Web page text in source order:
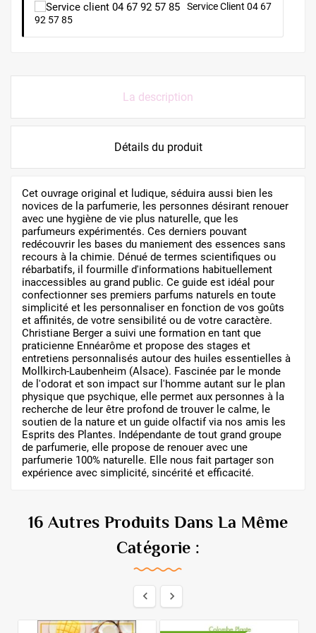
Service Client 04 67
92 57 85
La description
Détails du produit
Cet ouvrage original et ludique, séduira aussi bien les
novices de la parfumerie, les personnes désirant renouer
avec une hygiène de vie plus naturelle, que les
parfumeurs expérimentés. Ces derniers pouvant
redécouvrir les bases du maniement des essences sans
recours à la chimie. Dénué de termes scientifiques ou
rébarbatifs, il fourmille d'informations habituellement
inaccessibles au grand public. Ce guide est idéal pour
confectionner ses premiers parfums naturels en toute
simplicité et les personnaliser en fonction de vos goûts
et affinités, de votre sensibilité ou de votre caractère.
Christiane Berger a suivi une formation en tant que
praticienne Ennéarôme et propose des stages et
entretiens personnalisés autour des huiles essentielles à
Mollkirch-Laubenheim (Alsace). Fascinée par le monde
de l'odorat et son impact sur l'homme autant sur le plan
physique que psychique, elle permet aux personnes à la
recherche de leur être profond de trouver le calme, le
soutien de la nature et un guide olfactif via nos amis les
Esprits des Plantes. Indépendante de tout grand groupe
de parfumerie, elle propose de renouer avec une
parfumerie 100% naturelle. Elle nous fait partager son
expérience avec simplicité, sincérité et efficacité.
16 Autres Produits Dans La Même
Catégorie :
 